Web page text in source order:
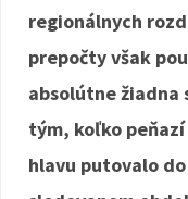
regionálnych
prepočty však
absolútne žiadna
tým, koľko
hlavu putovalo